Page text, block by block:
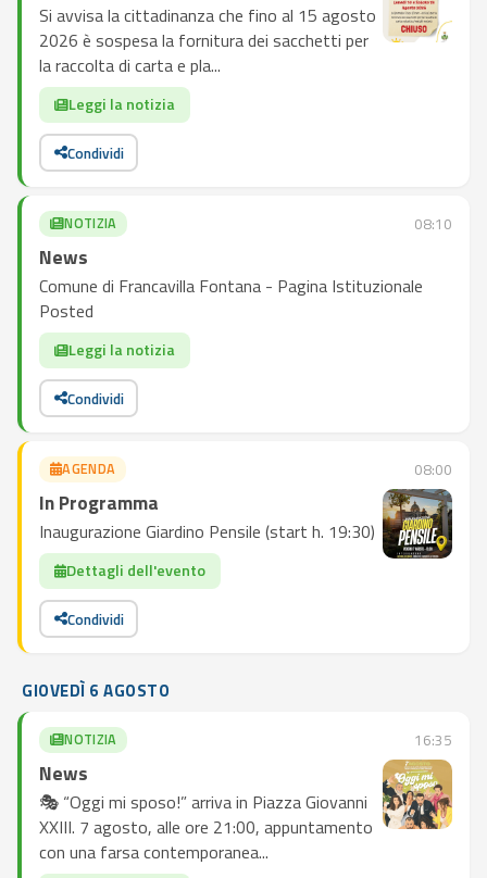
Si avvisa la cittadinanza che fino al 15 agosto
2026 è sospesa la fornitura dei sacchetti per
la raccolta di carta e pla...
Leggi la notizia
Condividi
NOTIZIA 08:10
News
Comune di Francavilla Fontana - Pagina Istituzionale
Posted
Leggi la notizia
Condividi
AGENDA 08:00
In Programma
Inaugurazione Giardino Pensile (start h. 19:30)
Dettagli dell'evento
Condividi
GIOVEDÌ 6 AGOSTO
NOTIZIA 16:35
News
🎭 “Oggi mi sposo!” arriva in Piazza Giovanni
XXIII. 7 agosto, alle ore 21:00, appuntamento
con una farsa contemporanea...